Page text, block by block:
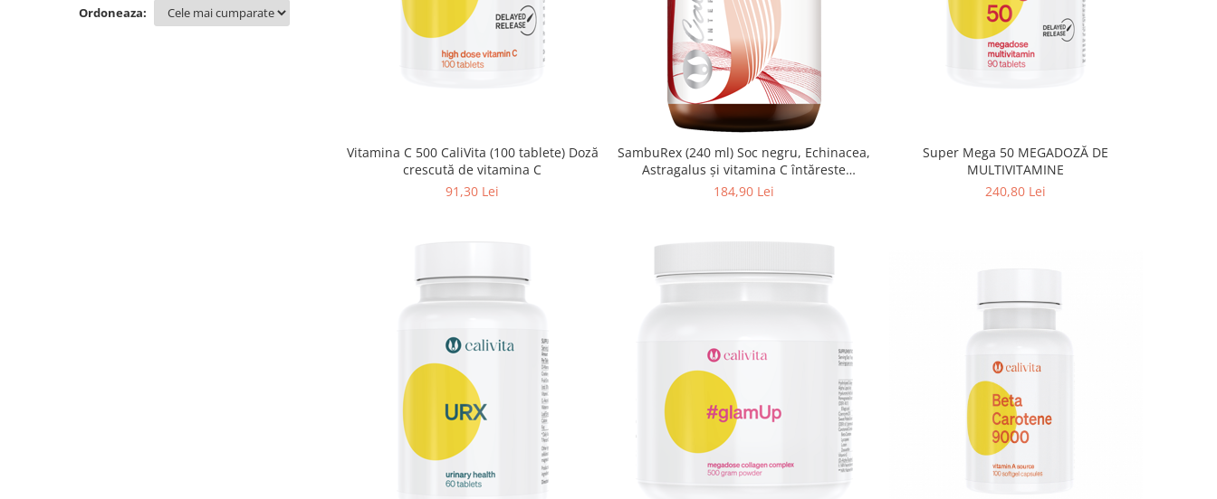
Ordoneaza:
Vitamina C 500 CaliVita (100 tablete) Doză
crescută de vitamina C
91,30 Lei
SambuRex (240 ml) Soc negru, Echinacea,
Astragalus şi vitamina C întăreste
sistemul imunitar
184,90 Lei
Super Mega 50 MEGADOZĂ DE
MULTIVITAMINE
240,80 Lei